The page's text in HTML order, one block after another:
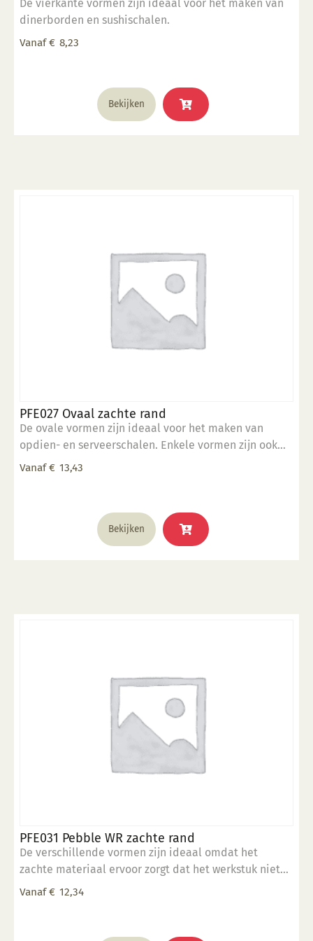
De vierkante vormen zijn ideaal voor het maken van
dinerborden en sushischalen.
Vanaf € 8,23
Bekijken
Dit
product
op
de
productpagina
PFE027 Ovaal zachte rand
De ovale vormen zijn ideaal voor het maken van
opdien- en serveerschalen. Enkele vormen zijn ook
stapelbaar. 5" x 7" inch
Vanaf € 13,43
Bekijken
Dit
product
heeft
op
de
productpagina
PFE031 Pebble WR zachte rand
De verschillende vormen zijn ideaal omdat het
zachte materiaal ervoor zorgt dat het werkstuk niet
beschadigd.
Vanaf € 12,34